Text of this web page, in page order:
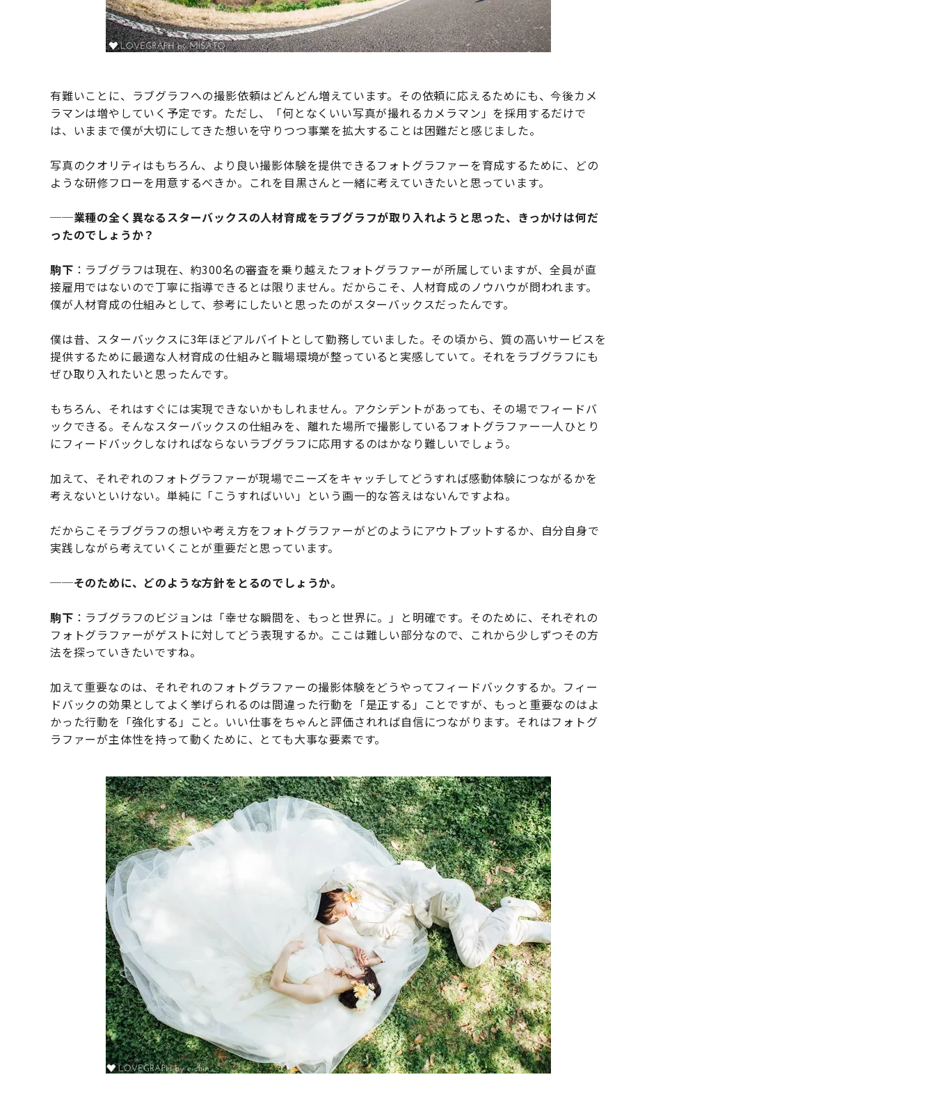
有難いことに、ラブグラフへの撮影依頼はどんどん増えています。その依頼に応えるためにも、今後カメ
ラマンは増やしていく予定です。ただし、「何となくいい写真が撮れるカメラマン」を採用するだけで
は、いままで僕が大切にしてきた想いを守りつつ事業を拡大することは困難だと感じました。
写真のクオリティはもちろん、より良い撮影体験を提供できるフォトグラファーを育成するために、どの
ような研修フローを用意するべきか。これを目黒さんと一緒に考えていきたいと思っています。
──業種の全く異なるスターバックスの人材育成をラブグラフが取り入れようと思った、きっかけは何だ
ったのでしょうか？
駒下 ：ラブグラフは現在、約300名の審査を乗り越えたフォトグラファーが所属していますが、全員が直
接雇用ではないので丁寧に指導できるとは限りません。だからこそ、人材育成のノウハウが問われます。
僕が人材育成の仕組みとして、参考にしたいと思ったのがスターバックスだったんです。
僕は昔、スターバックスに3年ほどアルバイトとして勤務していました。その頃から、質の高いサービスを
提供するために最適な人材育成の仕組みと職場環境が整っていると実感していて。それをラブグラフにも
ぜひ取り入れたいと思ったんです。
もちろん、それはすぐには実現できないかもしれません。アクシデントがあっても、その場でフィードバ
ックできる。そんなスターバックスの仕組みを、離れた場所で撮影しているフォトグラファー一人ひとり
にフィードバックしなければならないラブグラフに応用するのはかなり難しいでしょう。
加えて、それぞれのフォトグラファーが現場でニーズをキャッチしてどうすれば感動体験につながるかを
考えないといけない。単純に「こうすればいい」という画一的な答えはないんですよね。
だからこそラブグラフの想いや考え方をフォトグラファーがどのようにアウトプットするか、自分自身で
実践しながら考えていくことが重要だと思っています。
──そのために、どのような方針をとるのでしょうか。
駒下 ：ラブグラフのビジョンは「幸せな瞬間を、もっと世界に。」と明確です。そのために、それぞれの
フォトグラファーがゲストに対してどう表現するか。ここは難しい部分なので、これから少しずつその方
法を探っていきたいですね。
加えて重要なのは、それぞれのフォトグラファーの撮影体験をどうやってフィードバックするか。フィー
ドバックの効果としてよく挙げられるのは間違った行動を「是正する」ことですが、もっと重要なのはよ
かった行動を「強化する」こと。いい仕事をちゃんと評価されれば自信につながります。それはフォトグ
ラファーが主体性を持って動くために、とても大事な要素です。